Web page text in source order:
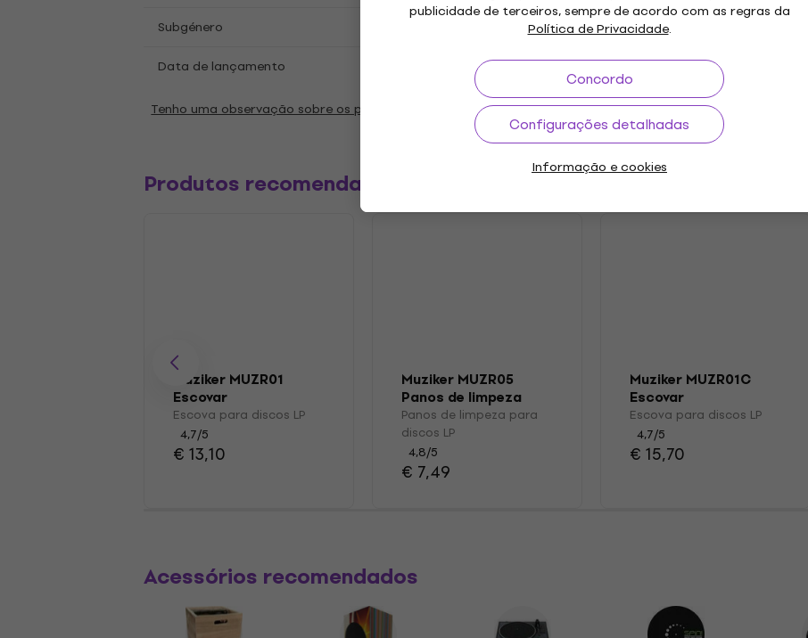
publicidade de terceiros, sempre de acordo com as regras da
Política de Privacidade.
Concordo
Configurações detalhadas
Informação e cookies
Subgénero Ano de lançamento
Data de lançamento Etiqueta
Tenho uma observação sobre os parâmetros
Produtos recomendados
Muziker MUZR01
Escovar
Escova para discos LP
4,7/5
€ 13,10
Muziker MUZR05
Panos de limpeza
para discos LP
Panos de limpeza para
discos LP
4,8/5
€ 7,49
Muziker MUZR01C
Escovar
Escova para discos LP
4,7/5
€ 15,70
Acessórios recomendados